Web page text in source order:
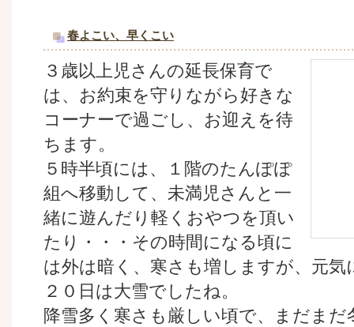
春よこい、早くこい
３歳以上児さんの延長保育で
は、お約束を守りながら好きな
コーナーで過ごし、お迎えを待
ちます。
５時半頃には、１階のたんぽぽ
組へ移動して、未満児さんと一
緒に遊んだり軽くおやつを頂い
たり・・・その時間になる頃に
は外は暗く、寒さも増しますが、元
２０日は大雪でしたね。
降雪多く寒さも厳しい頃で、まだまだ